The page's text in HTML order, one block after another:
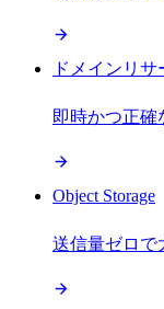
ドメインリサ
即時かつ正確
Object Storage
送信量ゼロで